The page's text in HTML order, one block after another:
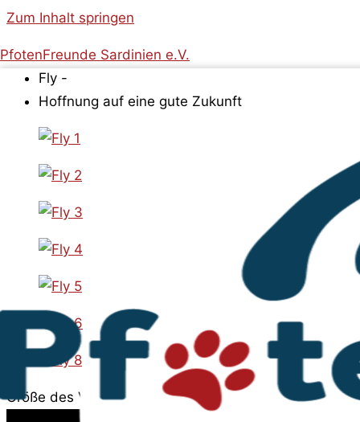
Zum Inhalt springen
PfotenFreunde Sardinien e.V.
Fly -
Hoffnung auf eine gute Zukunft
Größe des Videobereichs anpassen